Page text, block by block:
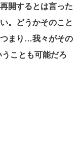
開するとは言った
。どうかそのこと
まり…我々がその
ことも可能だろ